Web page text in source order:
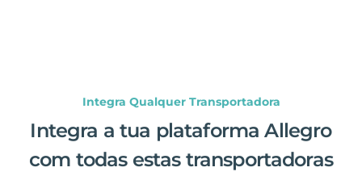
Integra Qualquer Transportadora
Integra a tua plataforma Allegro
com todas estas transportadoras